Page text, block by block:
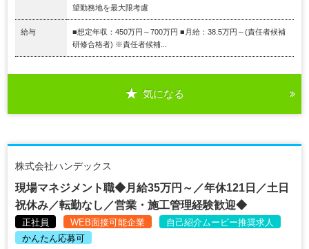
望勤務地を最大限考慮
給与
■想定年収：450万円～700万円 ■月給：38.5万円～(責任者候補
研修合格者) ※責任者候補...
気になる
株式会社ハンデックス
現場マネジメント職◆月給35万円～／年休121日／土日
祝休み／転勤なし／営業・施工管理経験歓迎◆
正社員 WEB面接可能企業
自己紹介ムービー推奨求人
かんたん応募可